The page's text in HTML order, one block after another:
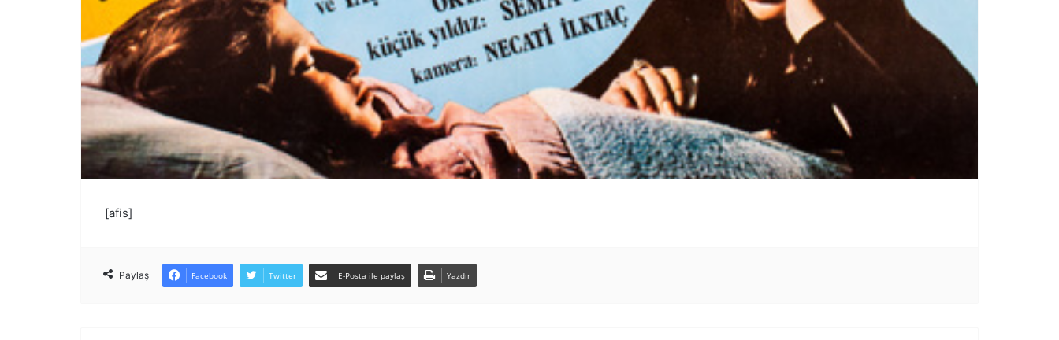
[afis]
Paylaş Facebook Twitter E-Posta ile paylaş Yazdır